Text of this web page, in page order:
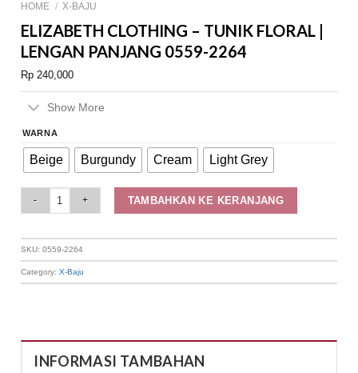
HOME / X-BAJU
ELIZABETH CLOTHING – TUNIK FLORAL |
LENGAN PANJANG 0559-2264
Rp 240,000
Show More
WARNA
Beige Burgundy Cream Light Grey
TAMBAHKAN KE KERANJANG
SKU:0559-2264
Category:X-Baju
INFORMASI TAMBAHAN